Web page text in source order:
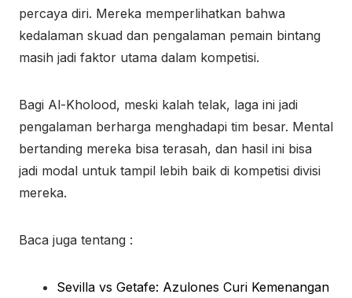
percaya diri. Mereka memperlihatkan bahwa
kedalaman skuad dan pengalaman pemain bintang
masih jadi faktor utama dalam kompetisi.
Bagi Al-Kholood, meski kalah telak, laga ini jadi
pengalaman berharga menghadapi tim besar. Mental
bertanding mereka bisa terasah, dan hasil ini bisa
jadi modal untuk tampil lebih baik di kompetisi divisi
mereka.
Baca juga tentang :
Sevilla vs Getafe: Azulones Curi Kemenangan